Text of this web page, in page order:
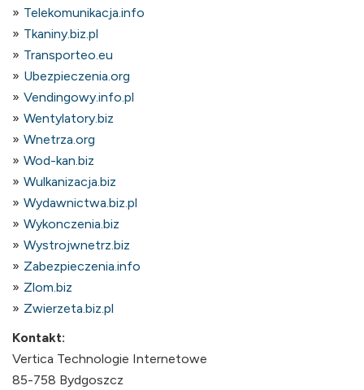
Telekomunikacja.info
Tkaniny.biz.pl
Transporteo.eu
Ubezpieczenia.org
Vendingowy.info.pl
Wentylatory.biz
Wnetrza.org
Wod-kan.biz
Wulkanizacja.biz
Wydawnictwa.biz.pl
Wykonczenia.biz
Wystrojwnetrz.biz
Zabezpieczenia.info
Zlom.biz
Zwierzeta.biz.pl
Kontakt:
Vertica Technologie Internetowe
85-758 Bydgoszcz